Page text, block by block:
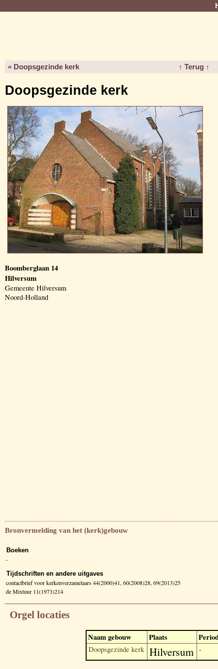
« Doopsgezinde kerk ↑ Terug ↑
Doopsgezinde kerk
Boomberglaan 14
Hilversum
Gemeente Hilversum
Noord-Holland
Bronvermelding van het (kerk)gebouw
Boeken
-
Tijdschriften en andere uitgaves
contactbrief voor kerkenverzamelaars 44(2000)41, 60(2008)28, 69(2013)25
de Mixtuur 11(1973)214
Orgel locaties
Naam gebouw Plaats
Doopsgezinde kerk Hilversum -